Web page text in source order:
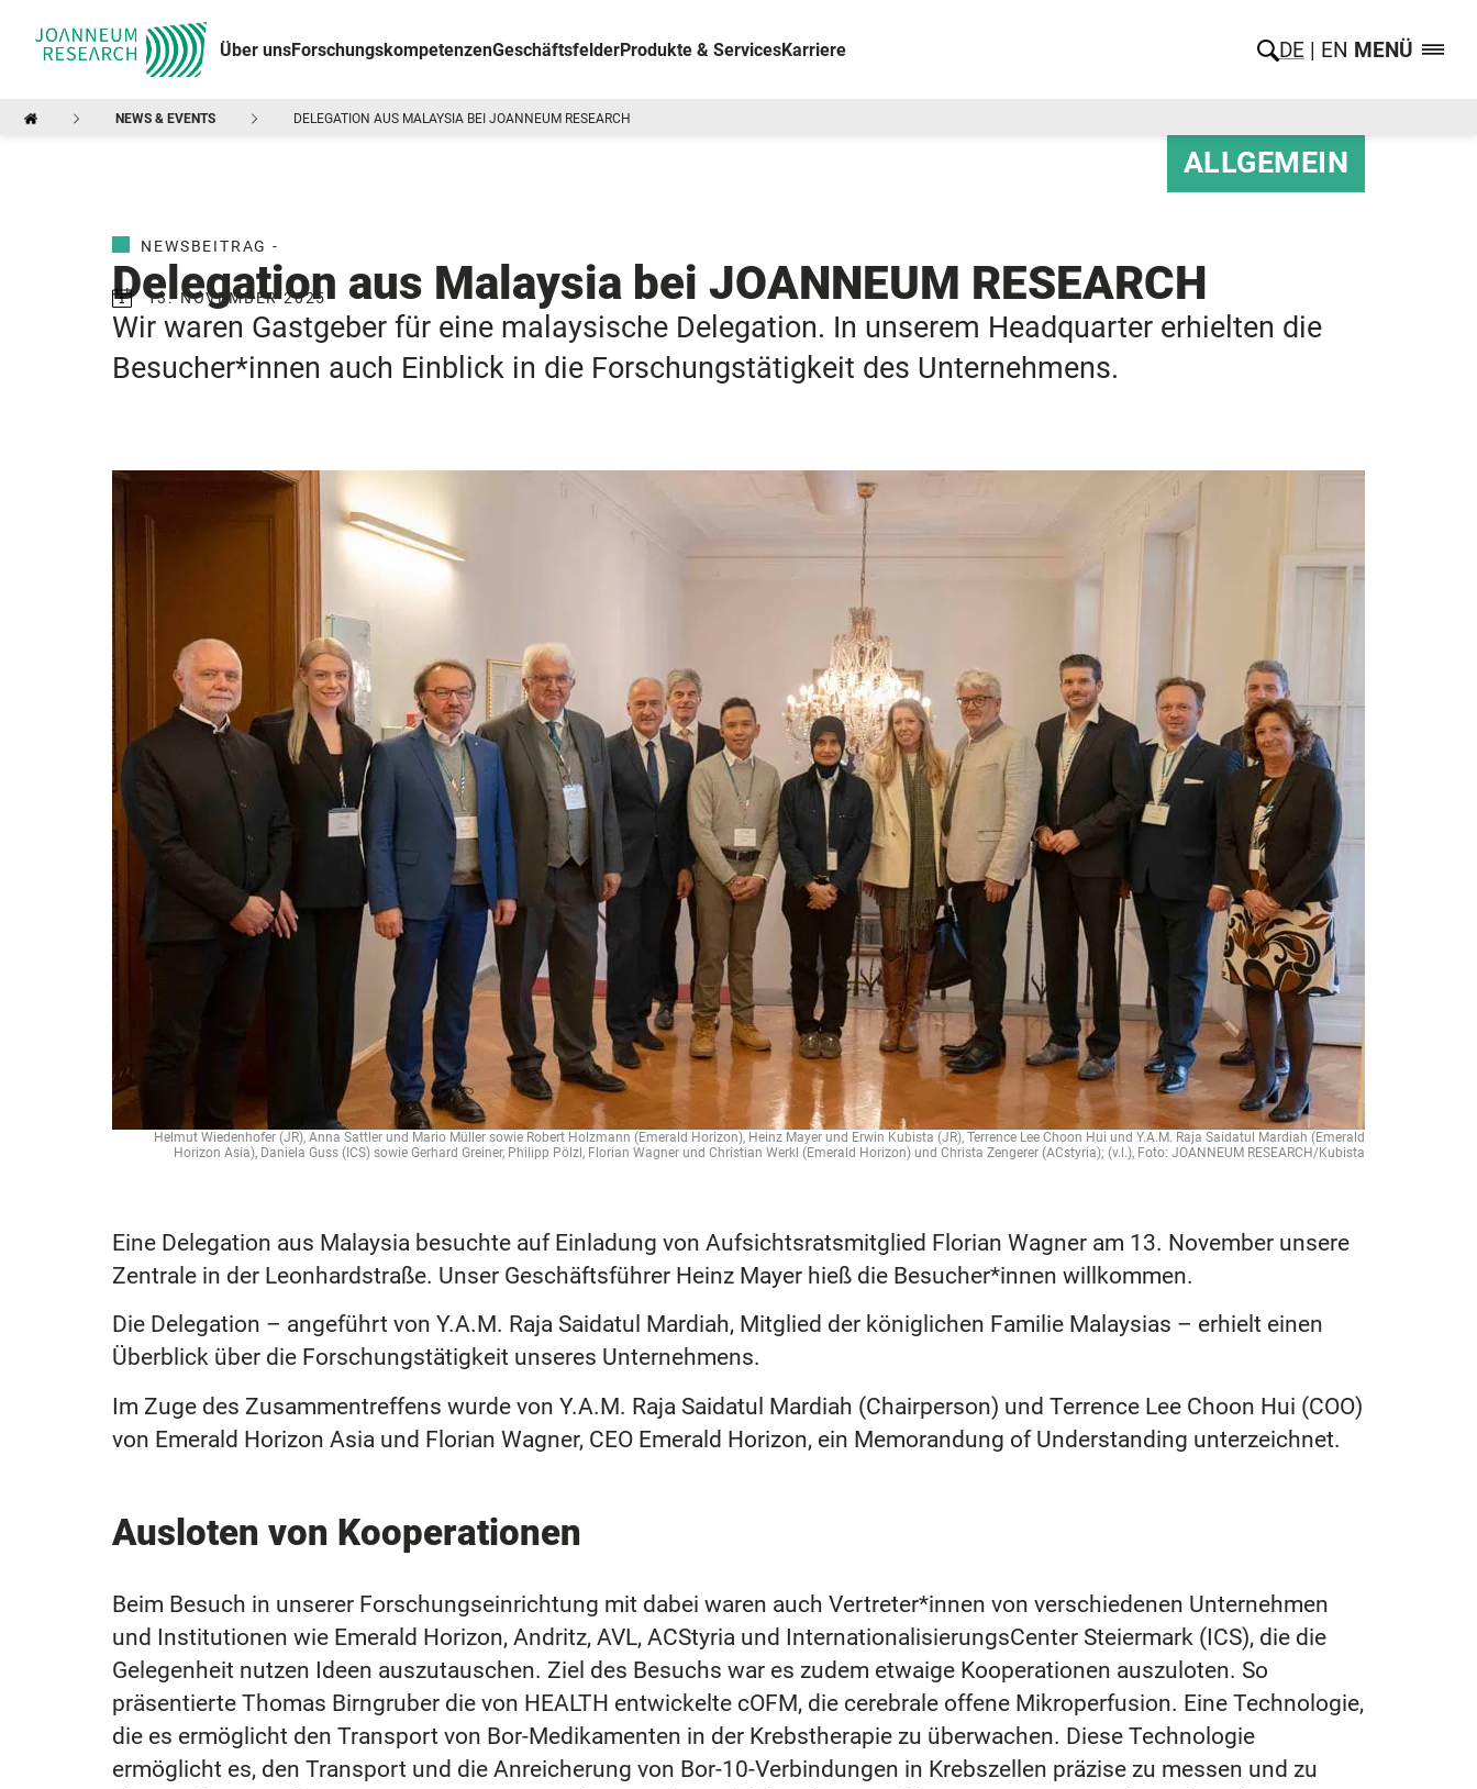
Über unsForschungskompetenzenGeschäftsfelderProdukte & ServicesKarriere DE EN MENÜ
NEWS & EVENTS DELEGATION AUS MALAYSIA BEI JOANNEUM RESEARCH
ALLGEMEIN
NEWSBEITRAG -
Delegation aus Malaysia bei JOANNEUM RESEARCH
13. NOVEMBER 2025
Wir waren Gastgeber für eine malaysische Delegation. In unserem Headquarter erhielten die
Besucher*innen auch Einblick in die Forschungstätigkeit des Unternehmens.
Helmut Wiedenhofer (JR), Anna Sattler und Mario Müller sowie Robert Holzmann (Emerald Horizon), Heinz Mayer und Erwin Kubista (JR), Terrence Lee Choon Hui und Y.A.M. Raja Saidatul Mardiah (Emerald
Horizon Asia), Daniela Guss (ICS) sowie Gerhard Greiner, Philipp Pölzl, Florian Wagner und Christian Werkl (Emerald Horizon) und Christa Zengerer (ACstyria); (v.l.), Foto: JOANNEUM RESEARCH/Kubista
Eine Delegation aus Malaysia besuchte auf Einladung von Aufsichtsratsmitglied Florian Wagner am 13. November unsere
Zentrale in der Leonhardstraße. Unser Geschäftsführer Heinz Mayer hieß die Besucher*innen willkommen.
Die Delegation – angeführt von Y.A.M. Raja Saidatul Mardiah, Mitglied der königlichen Familie Malaysias – erhielt einen
Überblick über die Forschungstätigkeit unseres Unternehmens.
Im Zuge des Zusammentreffens wurde von Y.A.M. Raja Saidatul Mardiah (Chairperson) und Terrence Lee Choon Hui (COO)
von Emerald Horizon Asia und Florian Wagner, CEO Emerald Horizon, ein Memorandung of Understanding unterzeichnet.
Ausloten von Kooperationen
Beim Besuch in unserer Forschungseinrichtung mit dabei waren auch Vertreter*innen von verschiedenen Unternehmen
und Institutionen wie Emerald Horizon, Andritz, AVL, ACStyria und InternationalisierungsCenter Steiermark (ICS), die die
Gelegenheit nutzen Ideen auszutauschen. Ziel des Besuchs war es zudem etwaige Kooperationen auszuloten. So
präsentierte Thomas Birngruber die von HEALTH entwickelte cOFM, die cerebrale offene Mikroperfusion. Eine Technologie,
die es ermöglicht den Transport von Bor-Medikamenten in der Krebstherapie zu überwachen. Diese Technologie
ermöglicht es, den Transport und die Anreicherung von Bor-10-Verbindungen in Krebszellen präzise zu messen und zu